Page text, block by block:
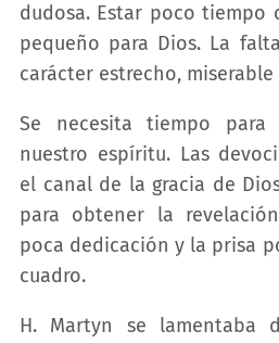
dudosa. Estar poco tiempo
pequeño para Dios. La
carácter estrecho,
Se necesita tiempo para
nuestro espíritu. Las
el canal de la gracia de
para obtener la
poca dedicación y la prisa
cuadro.
H. Martyn se lamentaba